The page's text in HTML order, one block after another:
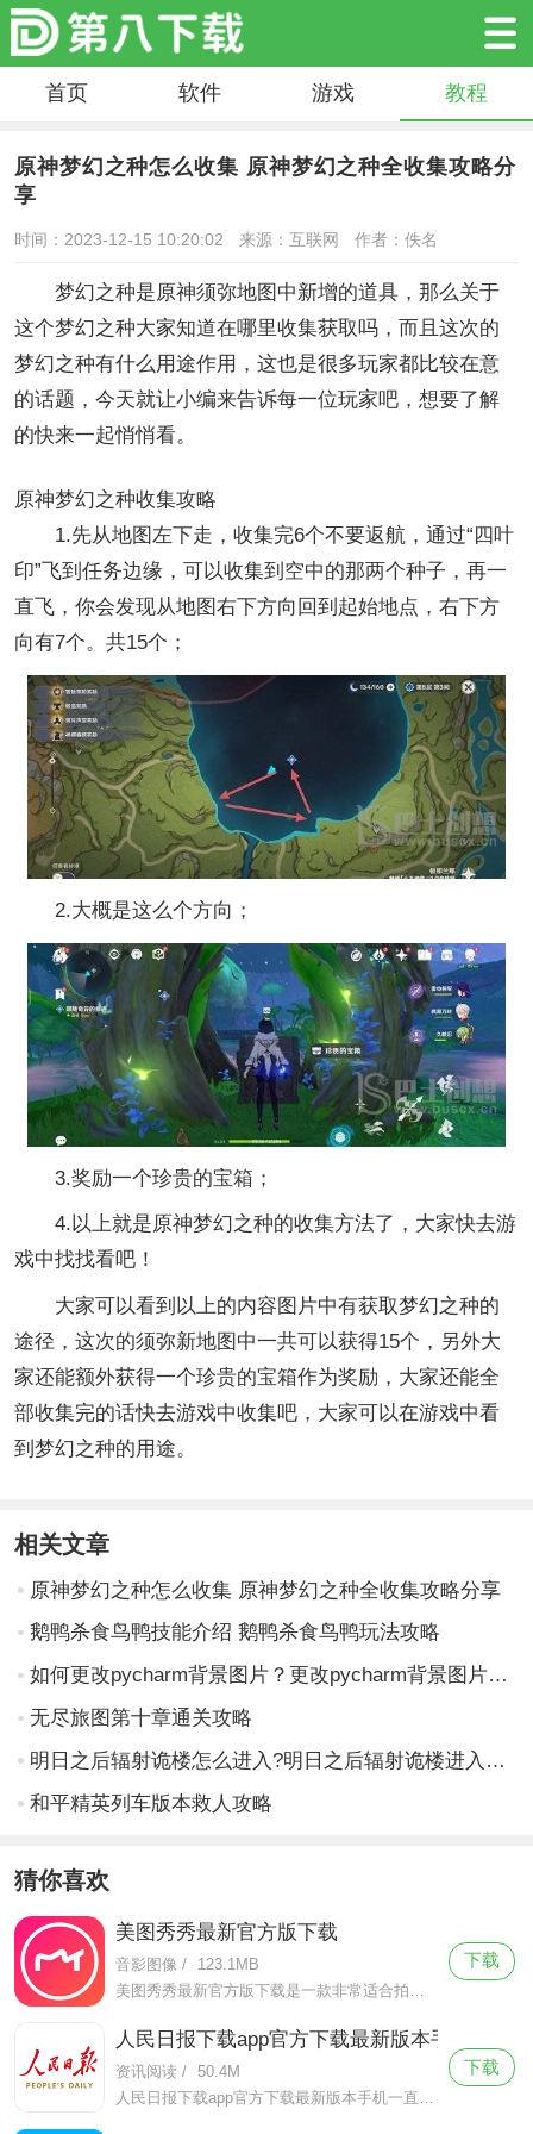
首页 软件 游戏 教程
原神梦幻之种怎么收集 原神梦幻之种全收集攻略分
享
时间：2023-12-15 10:20:02 来源：互联网 作者：佚名
梦幻之种是原神须弥地图中新增的道具，那么关于
这个梦幻之种大家知道在哪里收集获取吗，而且这次的
梦幻之种有什么用途作用，这也是很多玩家都比较在意
的话题，今天就让小编来告诉每一位玩家吧，想要了解
的快来一起悄悄看。
原神梦幻之种收集攻略
1.先从地图左下走，收集完6个不要返航，通过“四叶
印”飞到任务边缘，可以收集到空中的那两个种子，再一
直飞，你会发现从地图右下方向回到起始地点，右下方
向有7个。共15个；
2.大概是这么个方向；
3.奖励一个珍贵的宝箱；
4.以上就是原神梦幻之种的收集方法了，大家快去游
戏中找找看吧！
大家可以看到以上的内容图片中有获取梦幻之种的
途径，这次的须弥新地图中一共可以获得15个，另外大
家还能额外获得一个珍贵的宝箱作为奖励，大家还能全
部收集完的话快去游戏中收集吧，大家可以在游戏中看
到梦幻之种的用途。
相关文章
原神梦幻之种怎么收集 原神梦幻之种全收集攻略分享
鹅鸭杀食鸟鸭技能介绍 鹅鸭杀食鸟鸭玩法攻略
如何更改pycharm背景图片？更改pycharm背景图片的方法
无尽旅图第十章通关攻略
明日之后辐射诡楼怎么进入?明日之后辐射诡楼进入方法
和平精英列车版本救人攻略
猜你喜欢
美图秀秀最新官方版下载
音影图像 /
123.1MB
美图秀秀最新官方版下载是一款非常适合拍照修图的手机摄像软件，美图秀秀最新官方版下载该软件有着简洁轻便的页面设计，拥有超级强大的功能。
下载
人民日报下载app官方下载最新版本手机
资讯阅读 / 50.4M
下载